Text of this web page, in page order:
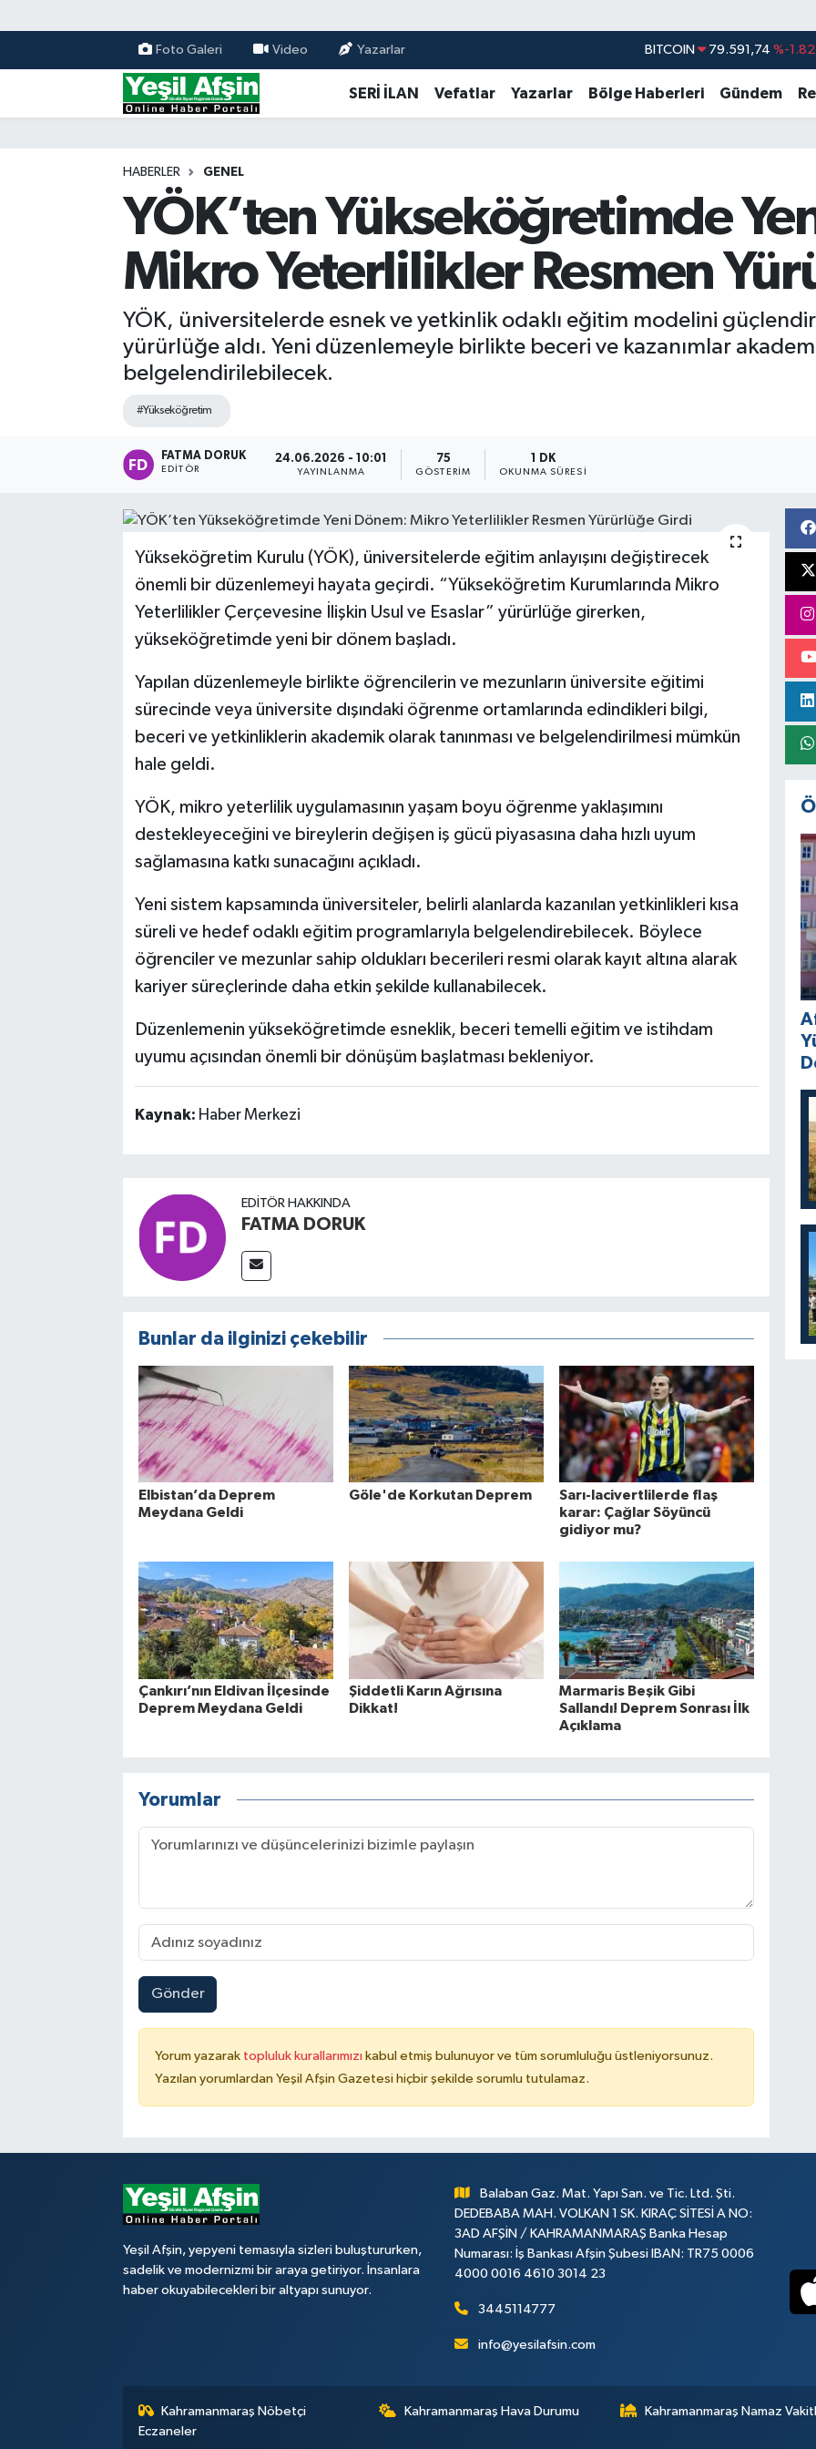
Foto Galeri Video Yazarlar BITCOIN 79.591,74 %-1.82
EURO 53,38690 %0.19
BİST100 14.598,00 %0
SERİ İLAN Vefatlar Yazarlar Bölge Haberleri Gündem
HABERLER GENEL
YÖK’ten Yükseköğretimde
Mikro Yeterlilikler Resmen
YÖK, üniversitelerde esnek ve yetkinlik odaklı eğitim modelini
yürürlüğe aldı. Yeni düzenlemeyle birlikte beceri ve kazanımlar
belgelendirilebilecek.
#Yükseköğretim
FATMA DORUK
EDITÖR
24.06.2026 - 10:01
YAYINLANMA
75
GÖSTERIM
1 DK
OKUNMA SÜRESI
Yükseköğretim Kurulu (YÖK), üniversitelerde eğitim anlayışını değiştirecek
önemli bir düzenlemeyi hayata geçirdi. “Yükseköğretim Kurumlarında Mikro
Yeterlilikler Çerçevesine İlişkin Usul ve Esaslar” yürürlüğe girerken,
yükseköğretimde yeni bir dönem başladı.
Yapılan düzenlemeyle birlikte öğrencilerin ve mezunların üniversite eğitimi
sürecinde veya üniversite dışındaki öğrenme ortamlarında edindikleri bilgi,
beceri ve yetkinliklerin akademik olarak tanınması ve belgelendirilmesi mümkün
hale geldi.
YÖK, mikro yeterlilik uygulamasının yaşam boyu öğrenme yaklaşımını
destekleyeceğini ve bireylerin değişen iş gücü piyasasına daha hızlı uyum
sağlamasına katkı sunacağını açıkladı.
Yeni sistem kapsamında üniversiteler, belirli alanlarda kazanılan yetkinlikleri kısa
süreli ve hedef odaklı eğitim programlarıyla belgelendirebilecek. Böylece
öğrenciler ve mezunlar sahip oldukları becerileri resmi olarak kayıt altına alarak
kariyer süreçlerinde daha etkin şekilde kullanabilecek.
Düzenlemenin yükseköğretimde esneklik, beceri temelli eğitim ve istihdam
uyumu açısından önemli bir dönüşüm başlatması bekleniyor.
Kaynak: Haber Merkezi
EDITÖR HAKKINDA
FATMA DORUK
Bunlar da ilginizi çekebilir
Elbistan’da Deprem
Meydana Geldi
Göle'de Korkutan Deprem
Sarı-lacivertlilerde flaş
karar: Çağlar Söyüncü
gidiyor mu?
Çankırı’nın Eldivan İlçesinde
Deprem Meydana Geldi
Şiddetli Karın Ağrısına
Dikkat!
Marmaris Beşik Gibi
Sallandı! Deprem Sonrası İlk
Açıklama
Yorumlar
Gönder
Yorum yazarak topluluk kurallarımızı kabul etmiş bulunuyor ve tüm sorumluluğu üstleniyorsunuz.
Yazılan yorumlardan Yeşil Afşin Gazetesi hiçbir şekilde sorumlu tutulamaz.
Yeşil Afşin, yepyeni temasıyla sizleri buluştururken,
sadelik ve modernizmi bir araya getiriyor. İnsanlara
haber okuyabilecekleri bir altyapı sunuyor.
Balaban Gaz. Mat. Yapı San. ve Tic. Ltd. Şti.
DEDEBABA MAH. VOLKAN 1 SK. KIRAÇ SİTESİ A NO:
3AD AFŞİN / KAHRAMANMARAŞ Banka Hesap
Numarası: İş Bankası Afşin Şubesi IBAN: TR75 0006
4000 0016 4610 3014 23
3445114777
info@yesilafsin.com
Kahramanmaraş Nöbetçi
Eczaneler
Kahramanmaraş Hava Durumu Kahramanmaraş Namaz
Vefatlar
Kahramanmaraş Nöbetçi Eczaneler
Kahramanmaraş Hava Durumu
Kahramanmaraş Trafik Yoğunluk Haritası
Süper Lig Puan Durumu ve Fikstür
Son Dakika Haberleri